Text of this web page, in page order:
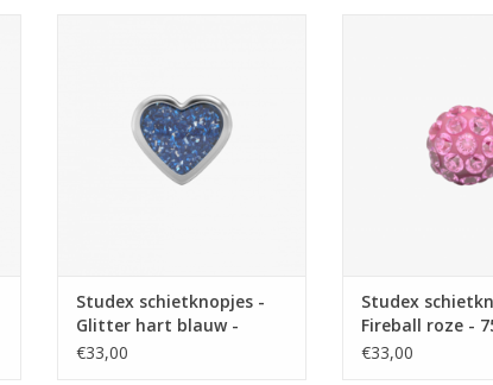
TOEVOEGEN AAN WINKELWAGEN
Studex schietknopjes -
Glitter hart blauw -
7524-3566(226)
€33,00
Studex
Fireball roze -
0310(207)
€33,00